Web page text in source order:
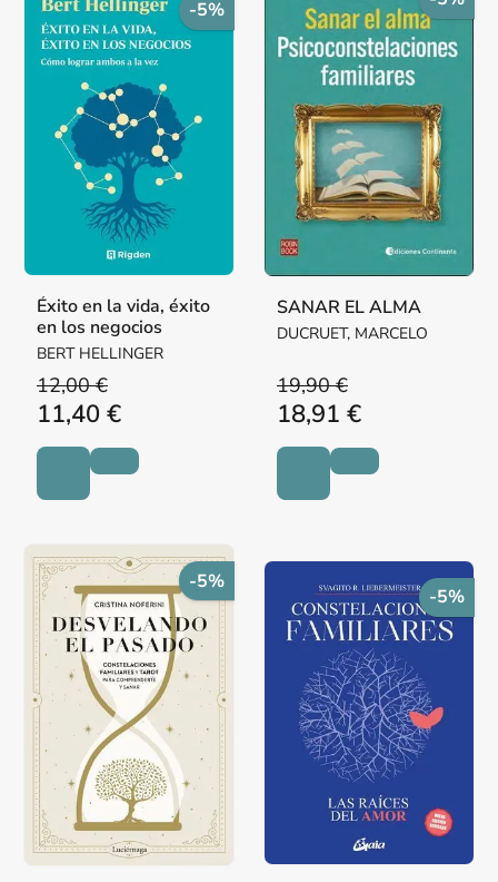
-5%
Éxito en la vida, éxito
en los negocios
BERT HELLINGER
12,00 €
11,40 €
SANAR EL ALMA
DUCRUET, MARCELO
19,90 €
18,91 €
-5%
-5%